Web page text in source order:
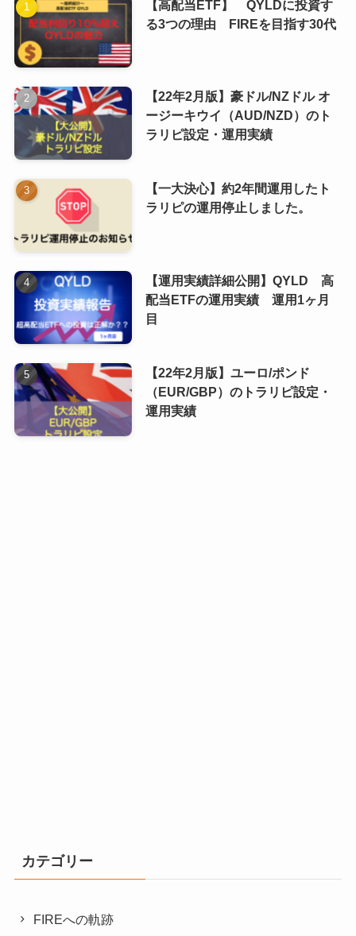
【高配当ETF】 QYLDに投資す
る3つの理由 FIREを目指す30代
【22年2月版】豪ドル/NZドル オ
ージーキウイ（AUD/NZD）のト
ラリピ設定・運用実績
【一大決心】約2年間運用したト
ラリピの運用停止しました。
【運用実績詳細公開】QYLD 高
配当ETFの運用実績 運用1ヶ月
目
【22年2月版】ユーロ/ポンド
（EUR/GBP）のトラリピ設定・
運用実績
カテゴリー
FIREへの軌跡